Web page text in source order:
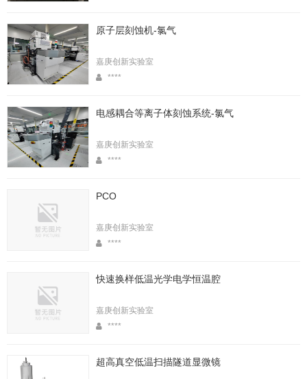
原子层刻蚀机-氯气
嘉庚创新实验室
****
电感耦合等离子体刻蚀系统-氯气
嘉庚创新实验室
****
PCO
嘉庚创新实验室
****
快速换样低温光学电学恒温腔
嘉庚创新实验室
****
超高真空低温扫描隧道显微镜